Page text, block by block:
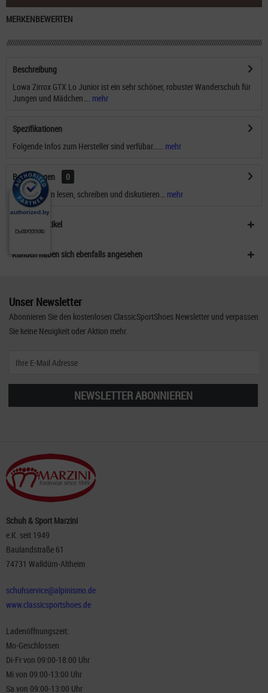
MERKENBEWERTEN
Beschreibung
Lowa Zirrox GTX Lo Junior ist ein sehr schöner, robuster Wanderschuh für
Jungen und Mädchen....
mehr
Spezifikationen
Folgende Infos zum Hersteller sind verfübar...... mehr
Bewertungen
0
Bewertungen lesen, schreiben und diskutieren...
mehr
Ähnliche Artikel
Kunden haben sich ebenfalls angesehen
Unser Newsletter
Abonnieren Sie den kostenlosen ClassicSportShoes Newsletter und verpassen
Sie keine Neuigkeit oder Aktion mehr.
NEWSLETTER ABONNIEREN
Schuh & Sport Marzini
e.K. seit 1949
Baulandstraße 61
74731 Walldürn-Altheim
schuhservice@alpinismo.de
www.classicsportshoes.de
Ladenöffnungszeit:
Mo-Geschlossen
Di-Fr von 09:00-18:00 Uhr
Mi von 09:00-13:00 Uhr
Sa von 09:00-13:00 Uhr